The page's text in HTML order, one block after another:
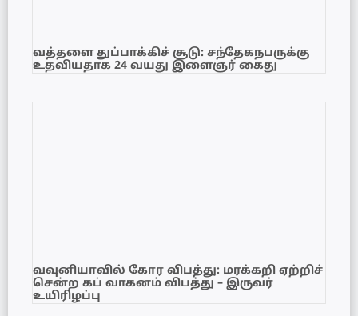
வத்தளை துப்பாக்கிச் சூடு: சந்தேகநபருக்கு
உதவியதாக 24 வயது இளைஞர் கைது
வவுனியாவில் கோர விபத்து: மரக்கறி ஏற்றிச்
சென்ற கப் வாகனம் விபத்து – இருவர்
உயிரிழப்பு